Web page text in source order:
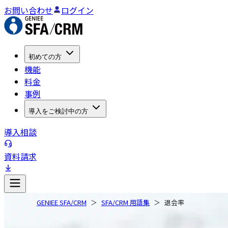
お問い合わせ ログイン
初めての方
機能
料金
事例
導入をご検討中の方
導入相談
資料請求
GENIEE SFA/CRM SFA/CRM 用語集 退会率